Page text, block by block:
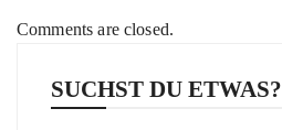
Comments are closed.
SUCHST DU ETWAS?